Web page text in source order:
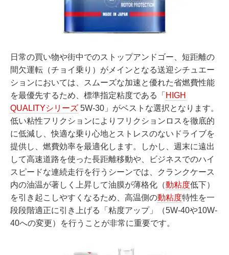
日常の買い物や街中でのストップアンドゴー、短距離の
間欠運転（チョイ乗り）がメインとなる送迎シチュエー
ションにおいては、スムーズな加速と優れた省燃費性能
を最優先するため、標準指定粘度である「 HIGH
QUALITYシリーズ 5W-30」がベストな選択となります。
低い粘性フリクションによりフリクションロスを徹底的
に低減し、快適な乗り心地とストレスのないドライブを
提供し、燃費効率を最適化します。しかし、週末に遠出
して高速道路を使った長距離移動や、ビジネスでのハイ
スピードな連続走行を行うシーンでは、クランクケース
内の油温が著しく上昇して油膜が薄格化（動粘度低下）
を引き起こしやすくなるため、高温側の動粘度特性を一
段段階適正に引き上げる「粘度アップ」（5W-40や10W-
40への変更）を行うことが非常に重要です。